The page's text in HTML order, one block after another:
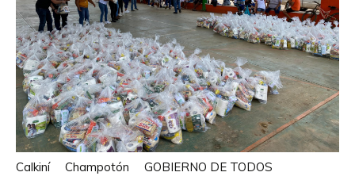
Calkiní Champotón
GOBIERNO DE TODOS